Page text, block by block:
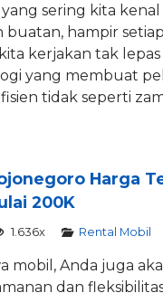
sering kita
buatan, hampir
kerjakan tak lepas
yang membuat
tidak seperti
Harga
200K
1.636x Rental Mobil
mobil, Anda juga
dan